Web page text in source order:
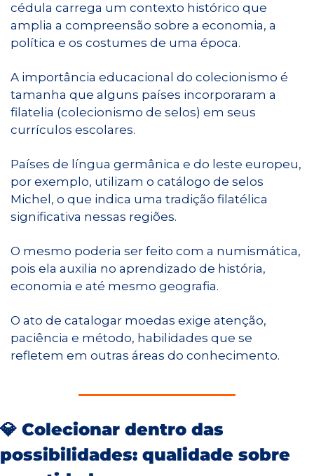
cédula carrega um contexto histórico que
amplia a compreensão sobre a economia, a
política e os costumes de uma época.
A importância educacional do colecionismo é
tamanha que alguns países incorporaram a
filatelia (colecionismo de selos) em seus
currículos escolares.
Países de língua germânica e do leste europeu,
por exemplo, utilizam o catálogo de selos
Michel, o que indica uma tradição filatélica
significativa nessas regiões.
O mesmo poderia ser feito com a numismática,
pois ela auxilia no aprendizado de história,
economia e até mesmo geografia.
O ato de catalogar moedas exige atenção,
paciência e método, habilidades que se
refletem em outras áreas do conhecimento.
💎 Colecionar dentro das
possibilidades: qualidade sobre